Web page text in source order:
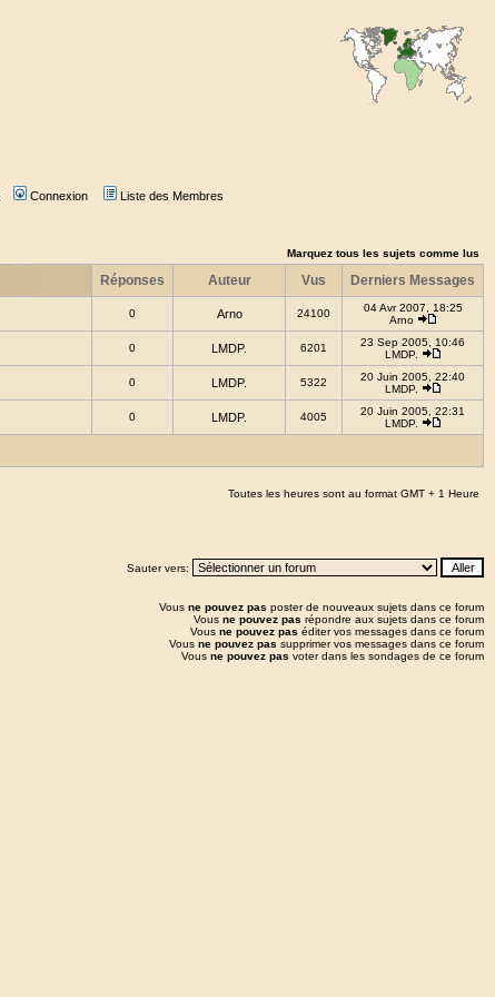
Connexion Liste des Membres
Marquez tous les sujets comme lus
Réponses Auteur Vus Derniers Messages
0 Arno 24100
04 Avr 2007, 18:25
Arno
0 LMDP. 6201
23 Sep 2005, 10:46
LMDP.
0 LMDP. 5322
20 Juin 2005, 22:40
LMDP.
0 LMDP. 4005
20 Juin 2005, 22:31
LMDP.
Toutes les heures sont au format GMT + 1 Heure
Sauter vers:
Vous ne pouvez pas poster de nouveaux sujets dans ce forum
Vous ne pouvez pas répondre aux sujets dans ce forum
Vous ne pouvez pas éditer vos messages dans ce forum
Vous ne pouvez pas supprimer vos messages dans ce forum
Vous ne pouvez pas voter dans les sondages de ce forum